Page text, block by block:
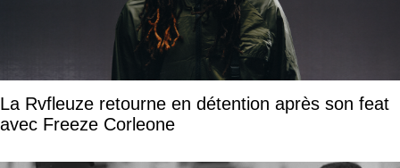
La Rvfleuze retourne en détention après son feat
avec Freeze Corleone